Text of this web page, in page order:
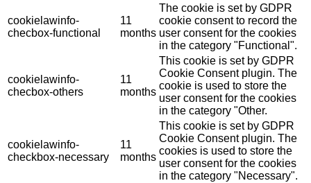
cookielawinfo-
checbox-functional
11
months
The cookie is set by GDPR
cookie consent to record the
user consent for the cookies
in the category "Functional".
cookielawinfo-
checbox-others
11
months
This cookie is set by GDPR
Cookie Consent plugin. The
cookie is used to store the
user consent for the cookies
in the category "Other.
cookielawinfo-
checkbox-necessary
11
months
This cookie is set by GDPR
Cookie Consent plugin. The
cookies is used to store the
user consent for the cookies
in the category "Necessary".